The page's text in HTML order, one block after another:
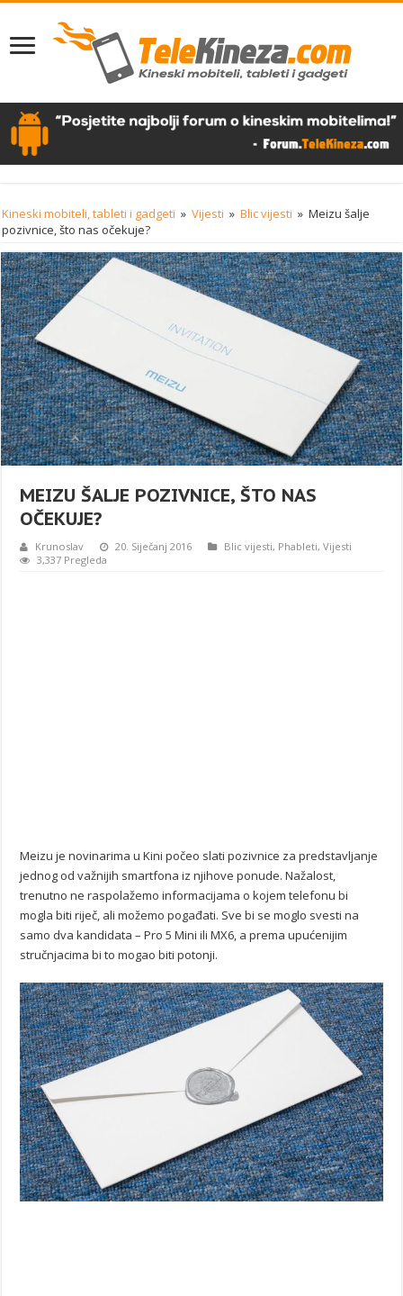
Kineski mobiteli, tableti i gadgeti » Vijesti » Blic vijesti » Meizu šalje
pozivnice, što nas očekuje?
MEIZU ŠALJE POZIVNICE, ŠTO NAS
OČEKUJE?
Krunoslav 20. Siječanj 2016 Blic vijesti, Phableti,Vijesti
3,337 Pregleda
Meizu je novinarima u Kini počeo slati pozivnice za predstavljanje
jednog od važnijih smartfona iz njihove ponude. Nažalost,
trenutno ne raspolažemo informacijama o kojem telefonu bi
mogla biti riječ, ali možemo pogađati. Sve bi se moglo svesti na
samo dva kandidata – Pro 5 Mini ili MX6, a prema upućenijim
stručnjacima bi to mogao biti potonji.